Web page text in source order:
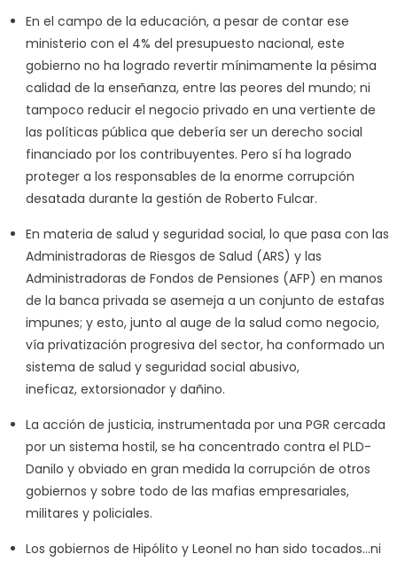
En el campo de la educación, a pesar de contar ese
ministerio con el 4% del presupuesto nacional, este
gobierno no ha logrado revertir mínimamente la pésima
calidad de la enseñanza, entre las peores del mundo; ni
tampoco reducir el negocio privado en una vertiente de
las políticas pública que debería ser un derecho social
financiado por los contribuyentes. Pero sí ha logrado
proteger a los responsables de la enorme corrupción
desatada durante la gestión de Roberto Fulcar.
En materia de salud y seguridad social, lo que pasa con las
Administradoras de Riesgos de Salud (ARS) y las
Administradoras de Fondos de Pensiones (AFP) en manos
de la banca privada se asemeja a un conjunto de estafas
impunes; y esto, junto al auge de la salud como negocio,
vía privatización progresiva del sector, ha conformado un
sistema de salud y seguridad social abusivo,
ineficaz, extorsionador y dañino.
La acción de justicia, instrumentada por una PGR cercada
por un sistema hostil, se ha concentrado contra el PLD-
Danilo y obviado en gran medida la corrupción de otros
gobiernos y sobre todo de las mafias empresariales,
militares y policiales.
Los gobiernos de Hipólito y Leonel no han sido tocados…ni